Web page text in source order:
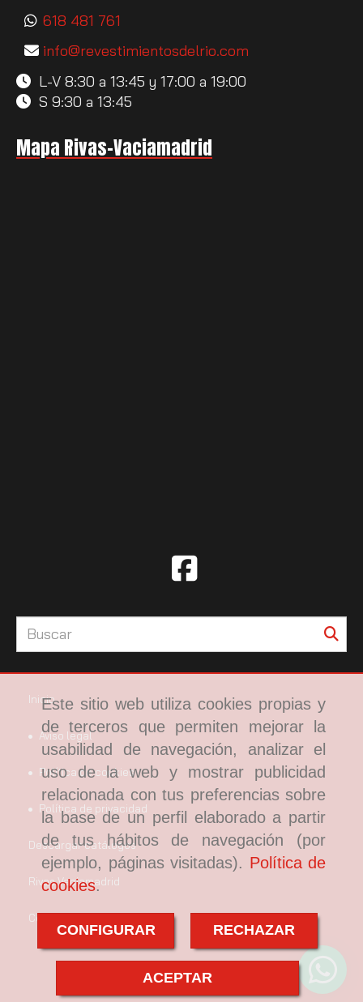
Este sitio web utiliza cookies propias y
de terceros que permiten mejorar la
usabilidad de navegación, analizar el
uso de la web y mostrar publicidad
relacionada con tus preferencias sobre
la base de un perfil elaborado a partir
de tus hábitos de navegación (por
ejemplo, páginas visitadas). Política de
cookies.
CONFIGURAR RECHAZAR
ACEPTAR
618 481 761
info
revestimientosdelrio.com
L-V 8:30 a 13:45 y 17:00 a 19:00
S 9:30 a 13:45
Mapa Rivas-Vaciamadrid
Inicio
Aviso legal
Política de cookies
Política de privacidad
Descargar catálogos
Rivas Vaciamadrid
Coslada